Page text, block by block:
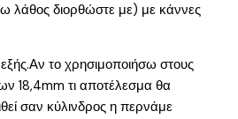
λάθος διορθώστε με) με κάννες
το χρησιμοποιήσω στους
18,4mm τι αποτέλεσμα θα
σαν κύλινδρος η περνάμε